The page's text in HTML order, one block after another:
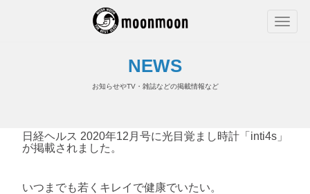
NEWS
お知らせやTV・雑誌などの掲載情報など
日経ヘルス 2020年12月号に光目覚まし時計「inti4s」
が掲載されました。
いつまでも若くキレイで健康でいたい。